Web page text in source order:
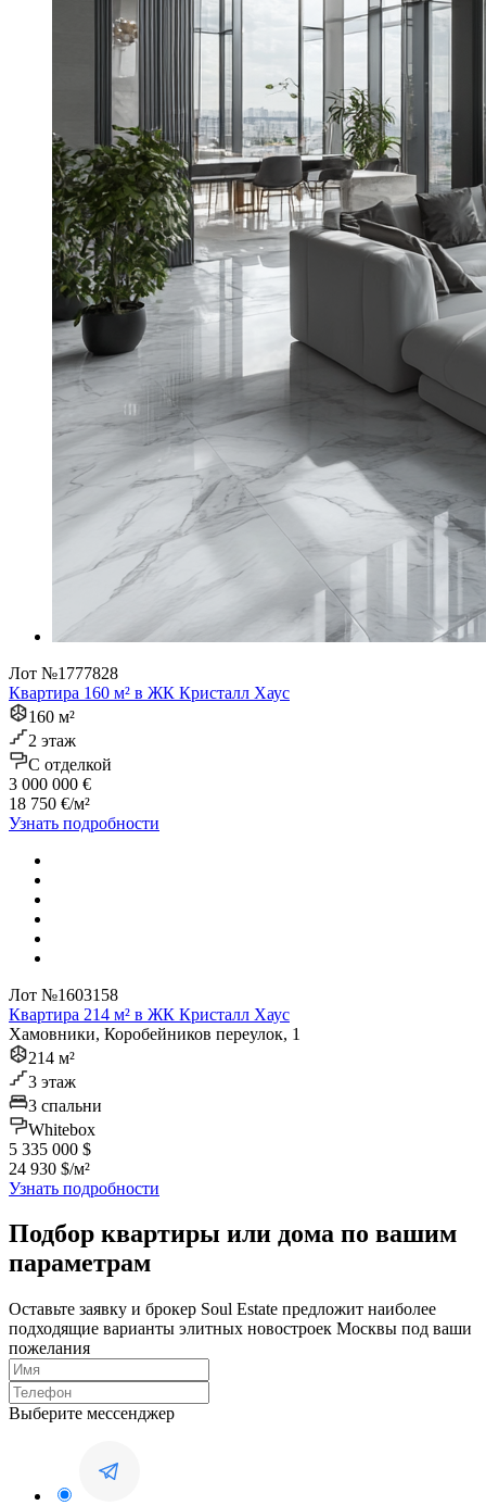
Лот №1777828
Квартира 160 м² в ЖК Кристалл Хаус
160 м²
2 этаж
C отделкой
3 000 000 €
18 750 €/м²
Узнать подробности
Лот №1603158
Квартира 214 м² в ЖК Кристалл Хаус
Хамовники, Коробейников переулок, 1
214 м²
3 этаж
3 спальни
Whitebox
5 335 000 $
24 930 $/м²
Узнать подробности
Подбор квартиры или дома по вашим
параметрам
Оставьте заявку и брокер Soul Estate предложит наиболее
подходящие варианты элитных новостроек Москвы под ваши
пожелания
Выберите мессенджер